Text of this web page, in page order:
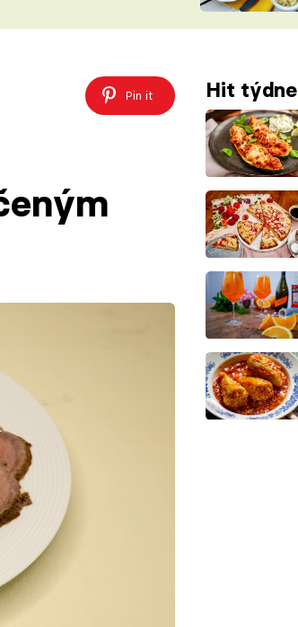
ŠÉFREDAKTORKY
ČASOPIS
Pin it Hit týdne